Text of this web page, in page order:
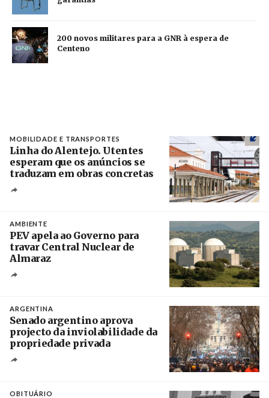
200 novos militares para a GNR à espera de
Centeno
MOBILIDADE E TRANSPORTES
Linha do Alentejo. Utentes
esperam que os anúncios se
traduzam em obras concretas
AMBIENTE
PEV apela ao Governo para
travar Central Nuclear de
Almaraz
ARGENTINA
Senado argentino aprova
projecto da inviolabilidade da
propriedade privada
OBITUÁRIO